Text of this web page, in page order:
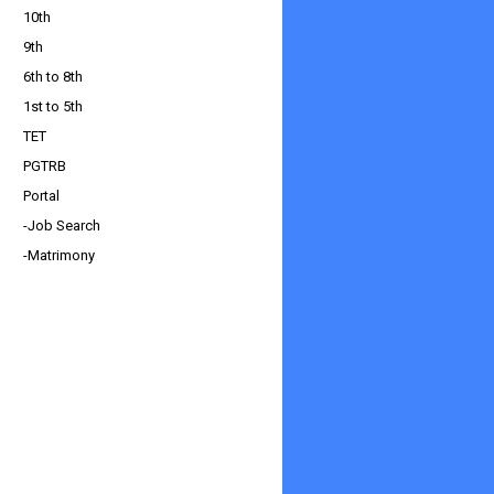
10th
9th
6th to 8th
1st to 5th
TET
PGTRB
Portal
-Job Search
-Matrimony